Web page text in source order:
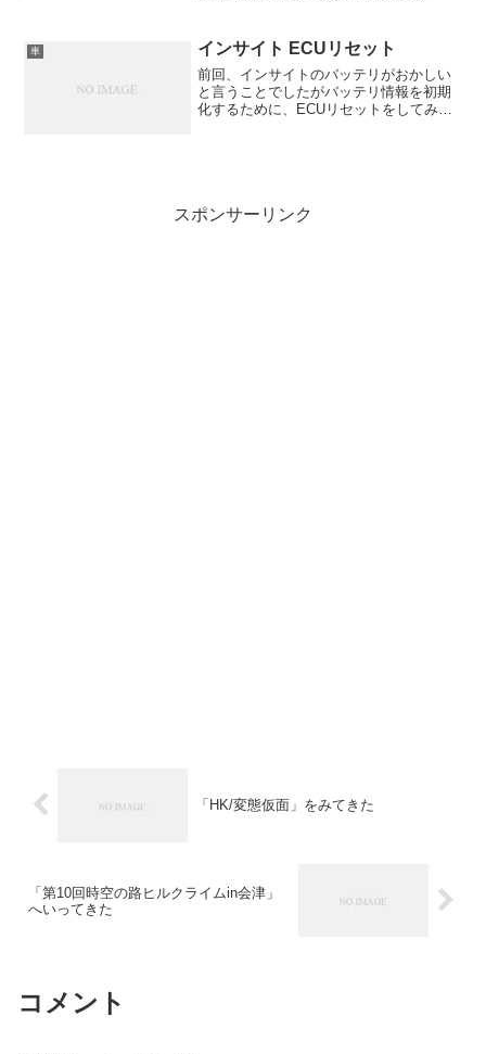
車 インサイト ECUリセット
前回、インサイトのバッテリがおかしい
と言うことでしたがバッテリ情報を初期
化するために、ECUリセットをしてみま
スポンサーリンク
「HK/変態仮面」をみてきた
「第10回時空の路ヒルクライムin会津」
へいってきた
コメント